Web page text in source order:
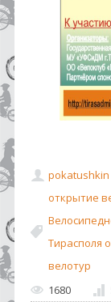
pokatushkin
открытие
Тирасполя
велотур
1680